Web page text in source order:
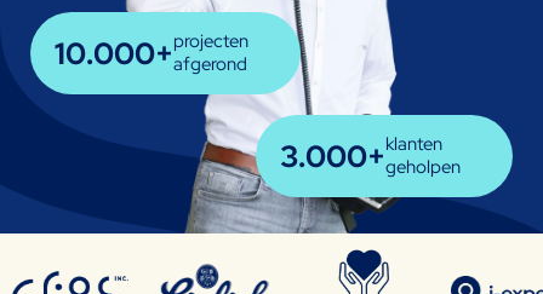
projecten
afgerond
10.000+
klanten
geholpen
3.000+